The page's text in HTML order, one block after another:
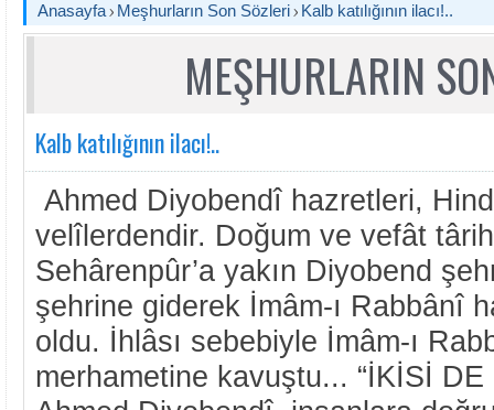
Anasayfa Meşhurların Son Sözleri Kalb katılığının ilacı!..
MEŞHURLARIN
Kalb katılığının ilacı!..
Ahmed Diyobendî hazretleri,
velîlerdendir. Doğum ve vefât
Sehârenpûr’a yakın Diyobend
şehrine giderek İmâm-ı Rabbânî
oldu. İhlâsı sebebiyle İmâm-ı
merhametine kavuştu... “İKİSİ